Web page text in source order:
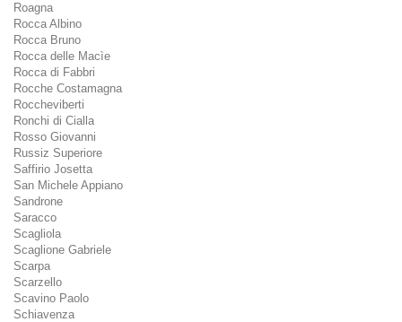
Roagna
Rocca Albino
Rocca Bruno
Rocca delle Macìe
Rocca di Fabbri
Rocche Costamagna
Roccheviberti
Ronchi di Cialla
Rosso Giovanni
Russiz Superiore
Saffirio Josetta
San Michele Appiano
Sandrone
Saracco
Scagliola
Scaglione Gabriele
Scarpa
Scarzello
Scavino Paolo
Schiavenza